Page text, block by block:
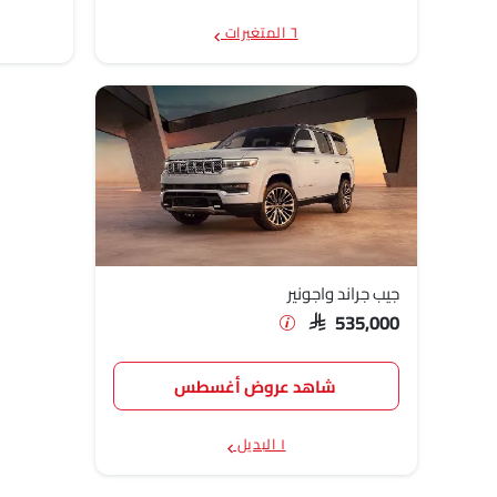
٦ المتغيرات
جيب جراند واجونير
SAR 535,000
شاهد عروض أغسطس
١ البديل